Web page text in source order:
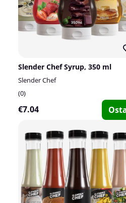
Slender Chef Syrup, 350 ml
Slender Chef
0
€7.04